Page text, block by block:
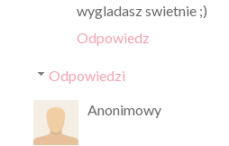
wygladasz swietnie ;)
Odpowiedz
Odpowiedzi
Anonimowy